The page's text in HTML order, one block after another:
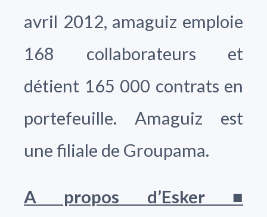
avril 2012, amaguiz emploie
168 collaborateurs et
détient 165 000 contrats en
portefeuille. Amaguiz est
une filiale de Groupama.
A propos d’Esker ■